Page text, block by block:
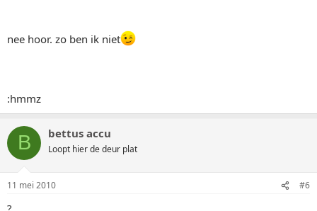
nee hoor. zo ben ik niet
:hmmz
B bettus accu
Loopt hier de deur plat
11 mei 2010 #6
?